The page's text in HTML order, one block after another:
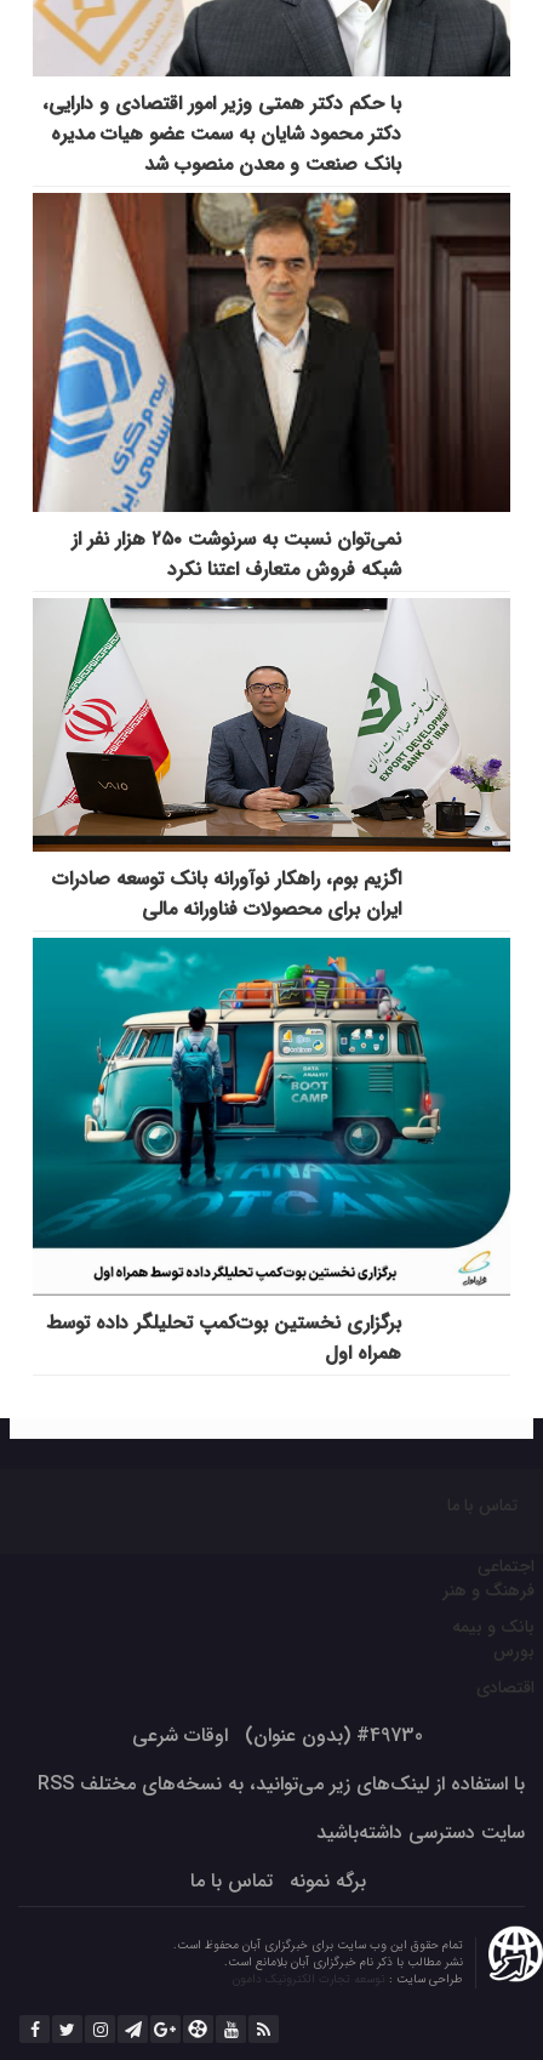
با حکم دکتر همتی وزیر امور اقتصادی و دارایی،
دکتر محمود شایان به سمت عضو هیات مدیره
بانک صنعت و معدن منصوب شد
نمی‌توان نسبت به سرنوشت ۲۵۰ هزار نفر از
شبکه فروش متعارف اعتنا نکرد
اگزیم بوم، راهکار نوآورانه بانک توسعه صادرات
ایران برای محصولات فناورانه مالی
برگزاری نخستین بوت‌کمپ تحلیلگر داده توسط
همراه اول
تماس با ما
اجتماعی
فرهنگ و هنر
بانک و بیمه
بورس
اقتصادی
#49730 (بدون عنوان)
اوقات شرعی
با استفاده از لینک‌های زیر می‌توانید، به نسخه‌های مختلف RSS
سایت دسترسی داشته‌باشید
برگه نمونه
تماس با ما
تمام حقوق این وب سایت برای خبرگزاری آبان محفوظ است.
نشر مطالب با ذکر نام خبرگزاری آبان بلامانع است.
طراحی سایت : توسعه تجارت الکترونیک دامون